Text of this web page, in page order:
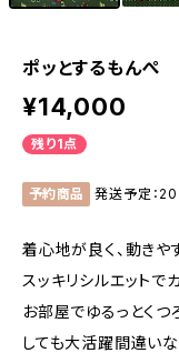
ポッとするもん
¥14,000
残り1点
予約商品 発送予定：
着心地が良く、動きや
スッキリシルエットで
お部屋でゆるっとくつ
しても大活躍間違いな